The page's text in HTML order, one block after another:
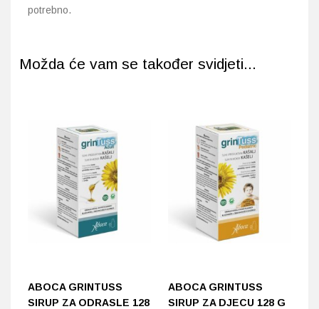
potrebno.
Možda će vam se također svidjeti...
ABOCA GRINTUSS
SIRUP ZA ODRASLE 128
ABOCA GRINTUSS
SIRUP ZA DJECU 128 G